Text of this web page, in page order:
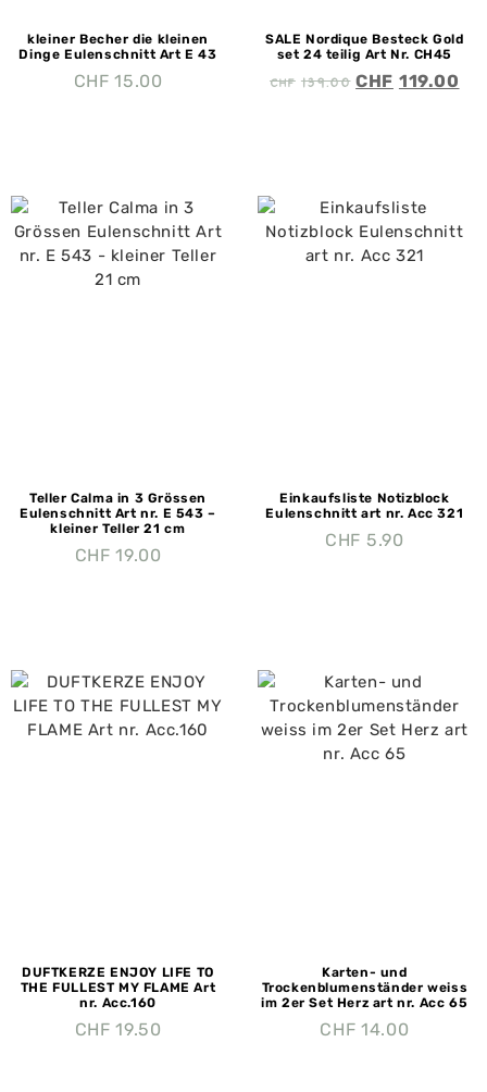
kleiner Becher die kleinen
Dinge Eulenschnitt Art E 43
CHF 15.00
SALE Nordique Besteck Gold
set 24 teilig Art Nr. CH45
CHF139.00 CHF 119.00
Teller Calma in 3 Grössen
Eulenschnitt Art nr. E 543 –
kleiner Teller 21 cm
CHF 19.00
Einkaufsliste Notizblock
Eulenschnitt art nr. Acc 321
CHF 5.90
DUFTKERZE ENJOY LIFE TO
THE FULLEST MY FLAME Art
nr. Acc.160
CHF 19.50
Karten- und
Trockenblumenständer weiss
im 2er Set Herz art nr. Acc 65
CHF 14.00